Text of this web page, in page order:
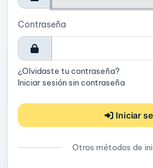
Contraseña
¿Olvidaste tu contraseña?
Iniciar sesión sin contraseña
Iniciar
Otros métodos de